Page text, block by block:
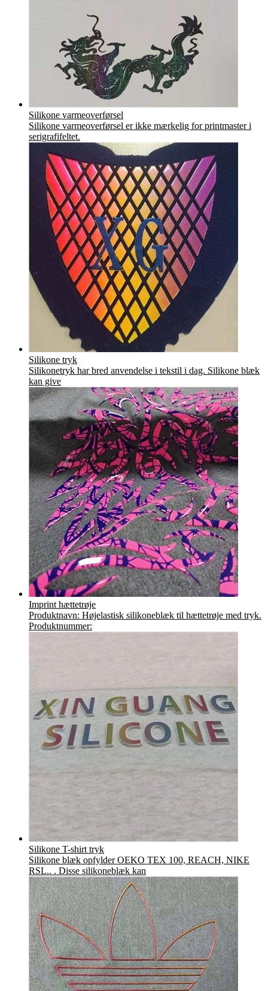
Silikone varmeoverførsel
Silikone varmeoverførsel er ikke mærkelig for printmaster i
serigrafifeltet.
Silikone tryk
Silikonetryk har bred anvendelse i tekstil i dag. Silikone blæk
kan give
Imprint hættetrøje
Produktnavn: Højelastisk silikoneblæk til hættetrøje med tryk.
Produktnummer:
Silikone T-shirt tryk
Silikone blæk opfylder OEKO TEX 100, REACH, NIKE
RSL.. . Disse silikoneblæk kan